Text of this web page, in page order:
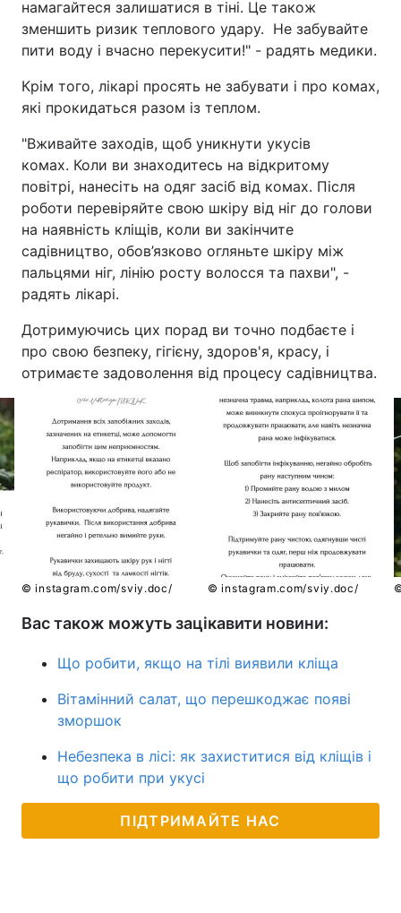
намагайтеся залишатися в тіні. Це також
зменшить ризик теплового удару. Не забувайте
пити воду і вчасно перекусити!" - радять медики.
Крім того, лікарі просять не забувати і про комах,
які прокидаться разом із теплом.
"Вживайте заходів, щоб уникнути укусів
комах. Коли ви знаходитесь на відкритому
повітрі, нанесіть на одяг засіб від комах. Після
роботи перевіряйте свою шкіру від ніг до голови
на наявність кліщів, коли ви закінчите
садівництво, обов’язково огляньте шкіру між
пальцями ніг, лінію росту волосся та пахви", -
радять лікарі.
Дотримуючись цих порад ви точно подбаєте і
про свою безпеку, гігієну, здоров'я, красу, і
отримаєте задоволення від процесу садівництва.
© instagram.com/sviy.doc/ © instagram.com/sviy.doc/
Вас також можуть зацікавити новини:
Що робити, якщо на тілі виявили кліща
Вітамінний салат, що перешкоджає появі
зморшок
Небезпека в лісі: як захиститися від кліщів і
що робити при укусі
ПІДТРИМАЙТЕ НАС